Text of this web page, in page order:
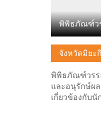
จังหวัดมิยะกิ
พิพิธภัณฑ์วรร
และอนุรักษ์ผ
เกี่ยวข้องกับ
พิพิธภัณฑ์ว